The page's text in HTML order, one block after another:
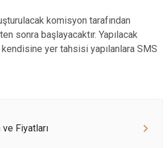
komisyon tarafından
sonra başlayacaktır. ​Yapılacak
yer tahsisi yapılanlara SMS
Fiyatları